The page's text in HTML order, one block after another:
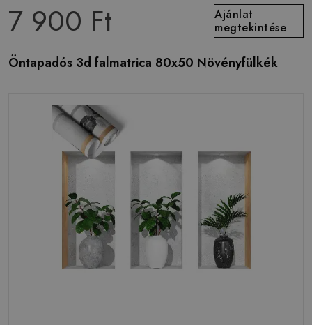
7 900 Ft
Ajánlat
megtekintése
Öntapadós 3d falmatrica 80x50 Növényfülkék